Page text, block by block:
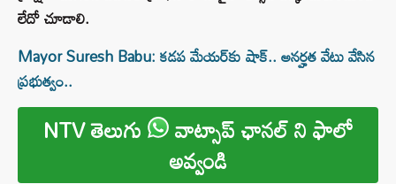
లేదో చూడాలి.
Mayor Suresh Babu: కడప మేయర్‌కు షాక్‌.. అనర్హత వేటు వేసిన
ప్రభుత్వం..
NTV తెలుగు వాట్సాప్ ఛానల్ ని ఫాలో
అవ్వండి